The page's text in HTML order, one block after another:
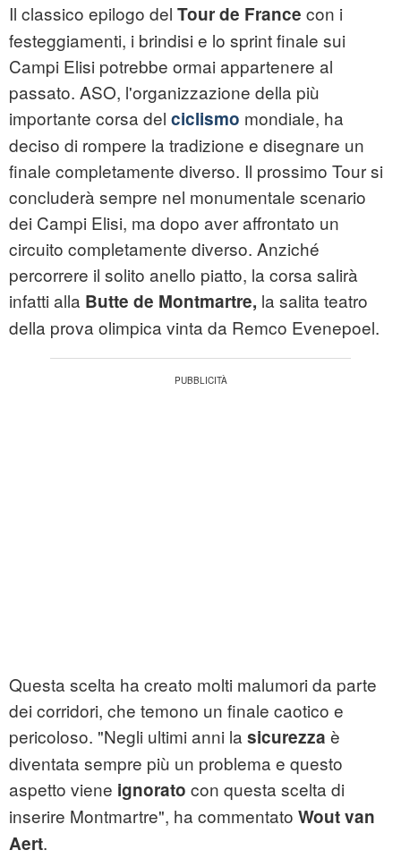
Il classico epilogo del Tour de France con i
festeggiamenti, i brindisi e lo sprint finale sui
Campi Elisi potrebbe ormai appartenere al
passato. ASO, l'organizzazione della più
importante corsa del ciclismo mondiale, ha
deciso di rompere la tradizione e disegnare un
finale completamente diverso. Il prossimo Tour si
concluderà sempre nel monumentale scenario
dei Campi Elisi, ma dopo aver affrontato un
circuito completamente diverso. Anziché
percorrere il solito anello piatto, la corsa salirà
infatti alla Butte de Montmartre, la salita teatro
della prova olimpica vinta da Remco Evenepoel.
Questa scelta ha creato molti malumori da parte
dei corridori, che temono un finale caotico e
pericoloso. "Negli ultimi anni la sicurezza è
diventata sempre più un problema e questo
aspetto viene ignorato con questa scelta di
inserire Montmartre", ha commentato Wout van
Aert.